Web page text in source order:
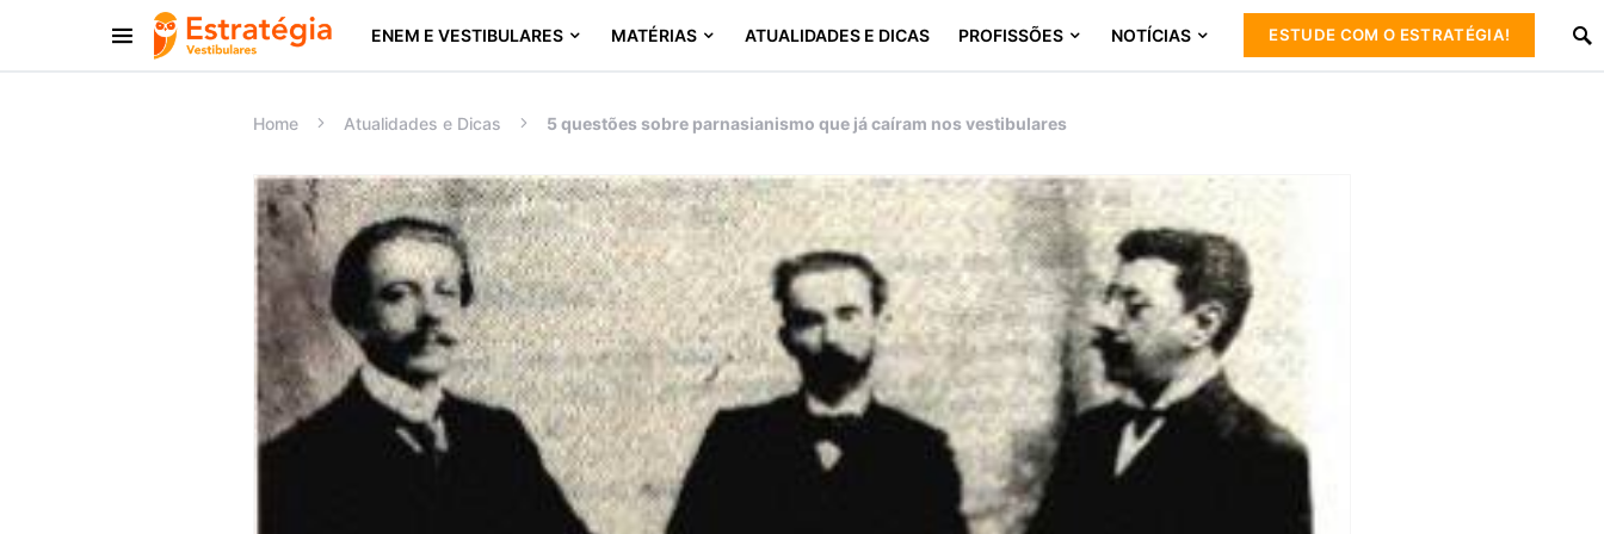
ENEM E VESTIBULARES MATÉRIAS ATUALIDADES E DICAS PROFISSÕES NOTÍCIAS ESTUDE COM O ESTRATÉGIA!
Procurar:
Home Atualidades e Dicas 5 questões sobre parnasianismo que já caíram nos vestibulares